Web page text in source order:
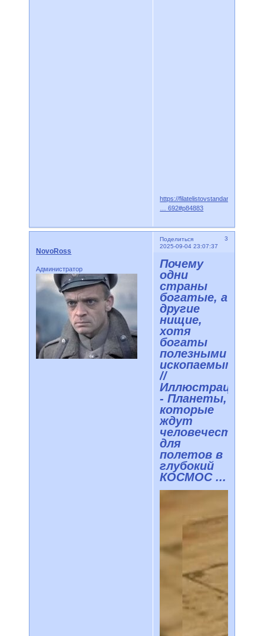
https://filatelistovstandarty.mybb.ru/v
… 692#p84883
Поделиться
3
2025-09-04 23:07:37
NovoRoss
Администратор
Почему
одни
страны
богатые, а
другие
нищие,
хотя
богаты
полезными
ископаемыми!
//
Иллюстрации
- Планеты,
которые
ждут
человечество
для
полетов в
глубокий
КОСМОС ...